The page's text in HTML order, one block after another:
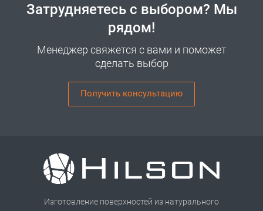
Затрудняетесь с выбором? Мы
рядом!
Менеджер свяжется с вами и поможет
сделать выбор
Получить консультацию
Изготовление поверхностей из натурального